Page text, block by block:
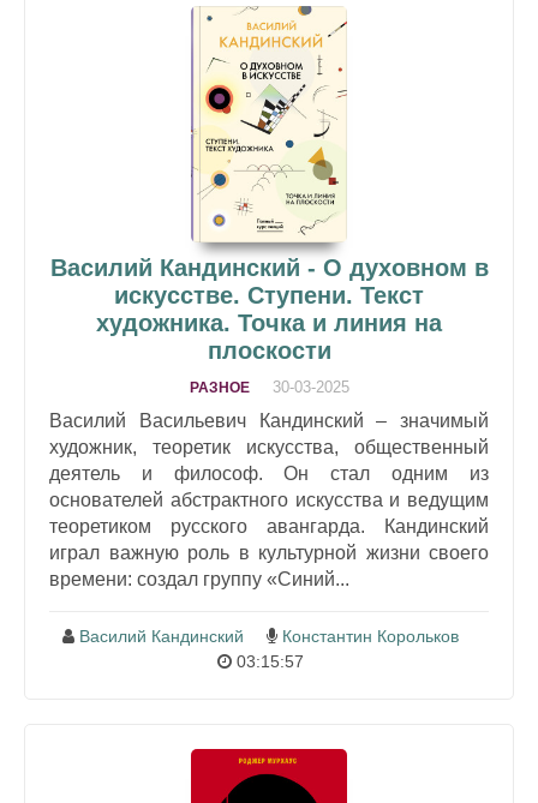
Василий Кандинский - О духовном в
искусстве. Ступени. Текст
художника. Точка и линия на
плоскости
РАЗНОЕ 30-03-2025
Василий Васильевич Кандинский – значимый
художник, теоретик искусства, общественный
деятель и философ. Он стал одним из
основателей абстрактного искусства и ведущим
теоретиком русского авангарда. Кандинский
играл важную роль в культурной жизни своего
времени: создал группу «Синий...
Василий Кандинский
Константин Корольков
03:15:57